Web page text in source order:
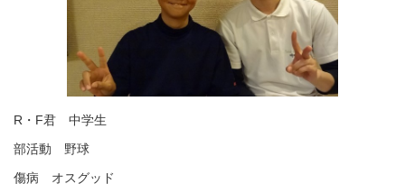
R・F君 中学生
部活動 野球
傷病 オスグッド